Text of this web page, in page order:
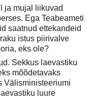
ja mujal liikuvad
Ega Teabeameti
saatnud ettekandeid
istus piirivalve
eks ole?
Sekkus laevastiku
mõõdetavaks
Välisministeeriumi
luure